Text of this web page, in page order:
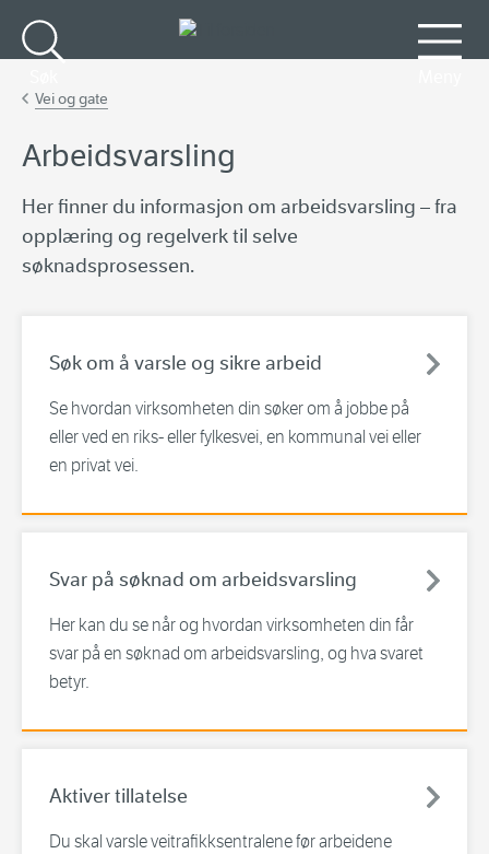
Vei og gate
Arbeidsvarsling
Her finner du informasjon om arbeidsvarsling – fra
opplæring og regelverk til selve
søknadsprosessen.
Søk om å varsle og sikre arbeid
Se hvordan virksomheten din søker om å jobbe på
eller ved en riks- eller fylkesvei, en kommunal vei eller
en privat vei.
Svar på søknad om arbeidsvarsling
Her kan du se når og hvordan virksomheten din får
svar på en søknad om arbeidsvarsling, og hva svaret
betyr.
Aktiver tillatelse
Du skal varsle veitrafikksentralene før arbeidene